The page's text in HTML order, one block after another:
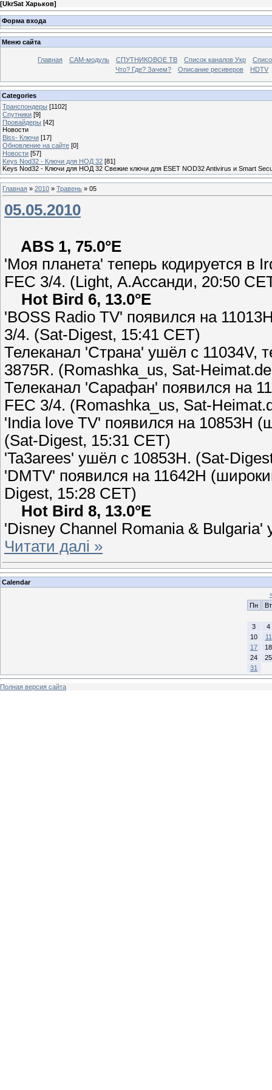
[UkrSat Харьков]
Форма входа
Меню сайта
Главная CAM-модуль СПУТНИКОВОЕ ТВ Список каналов Укр
Что? Где? Зачем?
Описание ресиверов HDTV
Categories
Транспондеры [1102]
Спутники [9]
Провайдеры [42]
Новости
Biss- Ключи [17]
Обновление на сайте [0]
Новости [57]
Keys Nod32 - Ключи для НОД 32 [81]
Keys Nod32 - Ключи для НОД 32 Свежие ключи для ESET NOD32 Antivirus и Smart
Главная » 2010 » Травень » 05
05.05.2010
ABS 1, 75.0°E
'Моя планета' теперь кодируется в
FEC 3/4. (Light, А.Ассанди, 20:50
Hot Bird 6, 13.0°E
'BOSS Radio TV' появился на
3/4. (Sat-Digest, 15:41 CET)
Телеканал 'Страна' ушёл с 11034V,
3875R. (Romashka_us, Sat-
Телеканал 'Сарафан' появился на
FEC 3/4. (Romashka_us, Sat-
'India love TV' появился на 10853H
(Sat-Digest, 15:31 CET)
'Ta3arees' ушёл с 10853H. (Sat-
'DMTV' появился на 11642H
Digest, 15:28 CET)
Hot Bird 8, 13.0°E
'Disney Channel Romania &
Читати далі »
Calendar
Пн
Вт
3
4
10
11
17
18
24
25
31
Полная версия сайта